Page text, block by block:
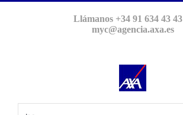
Llámanos +34 91 634 43 43
myc@agencia.axa.es